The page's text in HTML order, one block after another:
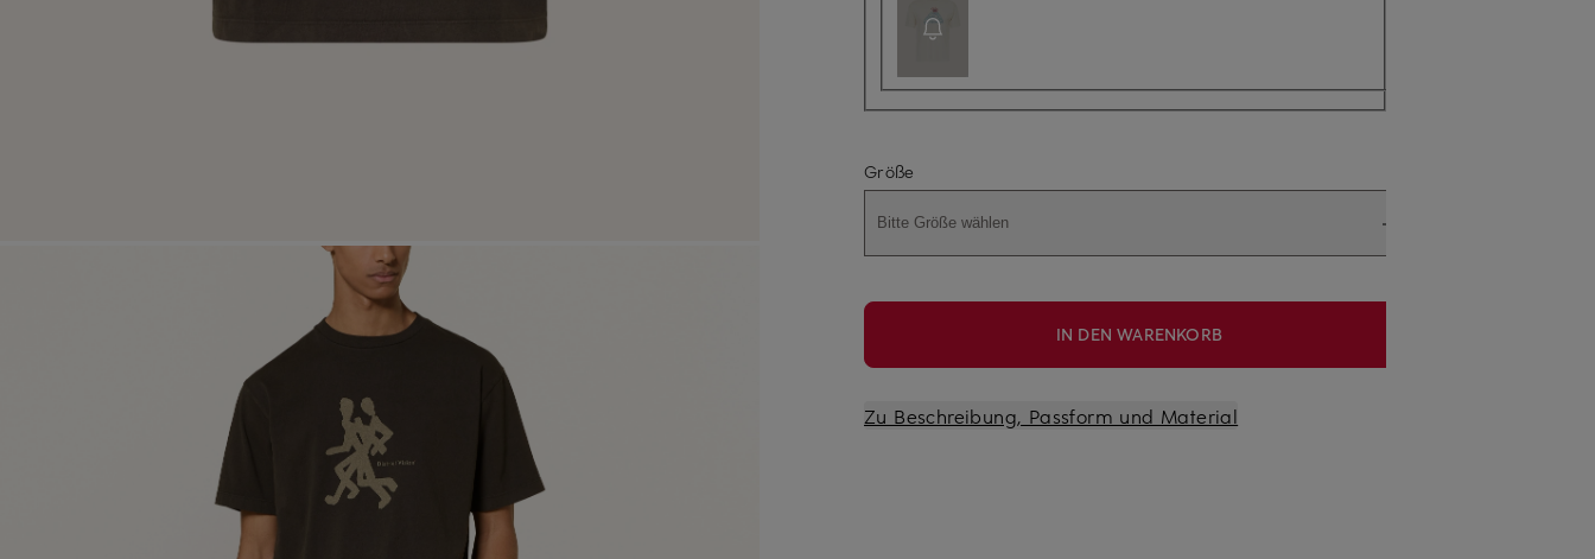
Größe
Bitte Größe wählen
IN DEN WARENKORB
Zu Beschreibung, Passform und Material